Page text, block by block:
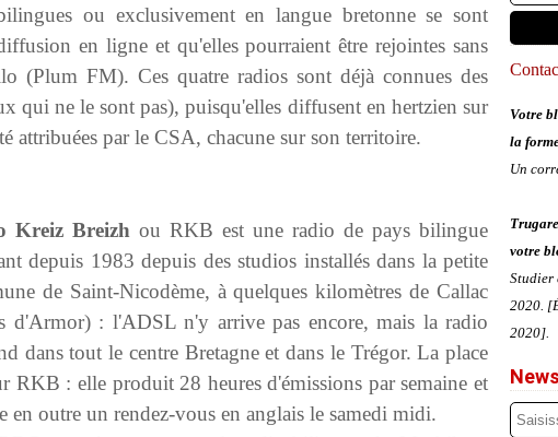
ou exclusivement en langue bretonne se sont
en ligne et qu'elles pourraient être rejointes sans
(Plum FM). Ces quatre radios sont déjà connues des
qui ne le sont pas), puisqu'elles diffusent en hertzien sur
attribuées par le CSA, chacune sur son territoire.
Kreiz Breizh ou RKB est une radio de pays bilingue
depuis 1983 depuis des studios installés dans la petite
de Saint-Nicodème, à quelques kilomètres de Callac
d'Armor) : l'ADSL n'y arrive pas encore, mais la radio
dans tout le centre Bretagne et dans le Trégor. La place
RKB : elle produit 28 heures d'émissions par semaine et
en outre un rendez-vous en anglais le samedi midi.
Votre
la
Un
votre
Studier
2020.
2020].